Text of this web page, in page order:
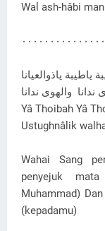
Wal ash-hâbi
ياطيبة ياذوالعيانا
ندانا والهوی ندانا
Yâ Thoibah Yâ
Ustughnâlik
Wahai Sang
penyejuk
Muhammad)
(kepadamu)